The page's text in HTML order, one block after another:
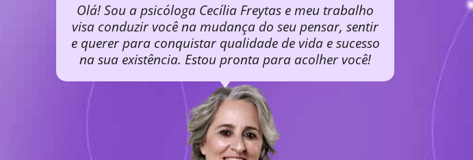
Olá! Sou a psicóloga Cecília Freytas e meu trabalho
visa conduzir você na mudança do seu pensar, sentir
e querer para conquistar qualidade de vida e sucesso
na sua existência. Estou pronta para acolher você!